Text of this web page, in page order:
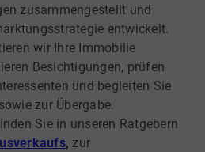
zusammengestellt und
entwickelt.
wir Ihre Immobilie
Besichtigungen, prüfen
und begleiten Sie
zur Übergabe.
Sie in unseren Ratgebern
, zur